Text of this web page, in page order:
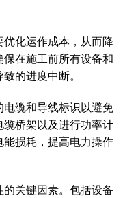
化运作成本，从而降
在施工前所有设备和
的进度中断。
缆和导线标识以避免
桥架以及进行功率计
损耗，提高电力操作
关键因素。包括设备